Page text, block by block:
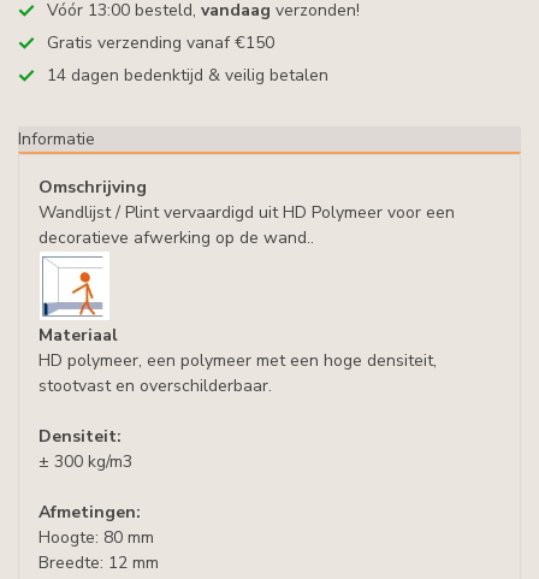
Vóór 13:00 besteld, vandaag verzonden!
Gratis verzending vanaf €150
14 dagen bedenktijd & veilig betalen
Informatie
Omschrijving
Wandlijst / Plint vervaardigd uit HD Polymeer voor een
decoratieve afwerking op de wand..
Materiaal
HD polymeer, een polymeer met een hoge densiteit,
stootvast en overschilderbaar.
Densiteit:
± 300 kg/m3
Afmetingen:
Hoogte: 80 mm
Breedte: 12 mm